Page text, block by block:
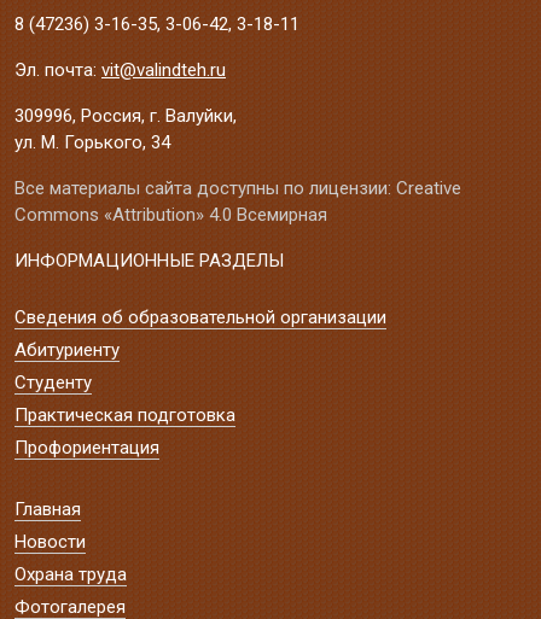
8 (47236) 3-16-35, 3-06-42, 3-18-11
Эл. почта: vit@valindteh.ru
309996, Россия, г. Валуйки,
ул. М. Горького, 34
Все материалы сайта доступны по лицензии: Creative
Commons «Attribution» 4.0 Всемирная
ИНФОРМАЦИОННЫЕ РАЗДЕЛЫ
Сведения об образовательной организации
Абитуриенту
Студенту
Практическая подготовка
Профориентация
Главная
Новости
Охрана труда
Фотогалерея